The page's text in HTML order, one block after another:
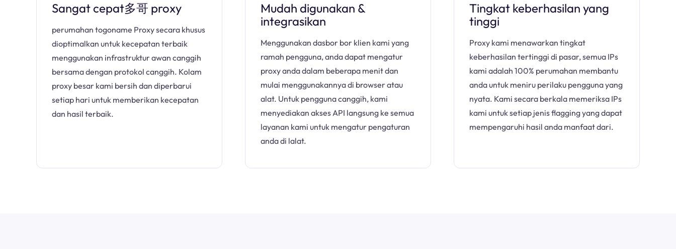
Sangat cepat多哥 proxy
perumahan togoname Proxy secara khusus
dioptimalkan untuk kecepatan terbaik
menggunakan infrastruktur awan canggih
bersama dengan protokol canggih. Kolam
proxy besar kami bersih dan diperbarui
setiap hari untuk memberikan kecepatan
dan hasil terbaik.
Mudah digunakan &
integrasikan
Menggunakan dasbor bor klien kami yang
ramah pengguna, anda dapat mengatur
proxy anda dalam beberapa menit dan
mulai menggunakannya di browser atau
alat. Untuk pengguna canggih, kami
menyediakan akses API langsung ke semua
layanan kami untuk mengatur pengaturan
anda di lalat.
Tingkat keberhasilan yang
tinggi
Proxy kami menawarkan tingkat
keberhasilan tertinggi di pasar, semua IPs
kami adalah 100% perumahan membantu
anda untuk meniru perilaku pengguna yang
nyata. Kami secara berkala memeriksa IPs
kami untuk setiap jenis flagging yang dapat
mempengaruhi hasil anda manfaat dari.